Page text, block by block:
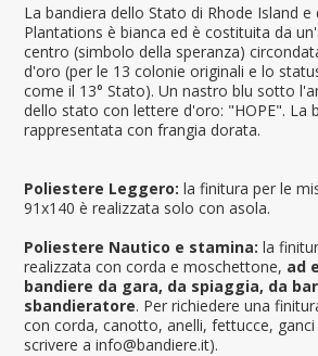
La bandiera dello Stato di Rhode Island e
Plantations è bianca ed è costituita da
centro (simbolo della speranza)
d'oro (per le 13 colonie originali e lo
come il 13° Stato). Un nastro blu sotto
dello stato con lettere d'oro: "HOPE". La
rappresentata con frangia dorata.
Poliestere Leggero: la finitura per le
91x140 è realizzata solo con asola.
Poliestere Nautico e stamina: la
realizzata con corda e moschettone, ad
bandiere da gara, da spiaggia, da
sbandieratore. Per richiedere una
con corda, canotto, anelli, fettucce,
scrivere a info@bandiere.it).